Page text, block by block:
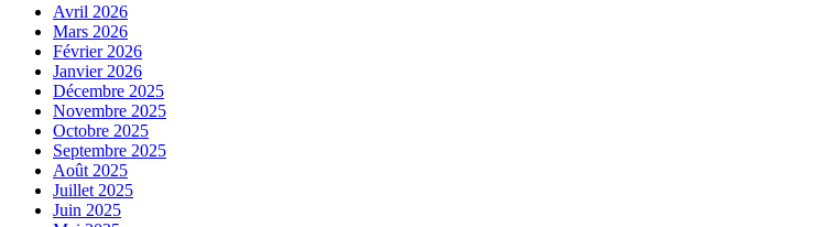
Avril 2026
Mars 2026
Février 2026
Janvier 2026
Décembre 2025
Novembre 2025
Octobre 2025
Septembre 2025
Août 2025
Juillet 2025
Juin 2025